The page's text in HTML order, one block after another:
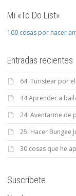
Mi «To Do List»
100 cosas por hacer
Entradas recientes
64. Turistear por
44 Aprender a
24. Aventarme de
25. Hacer Bungee
30 cosas que he
Suscríbete